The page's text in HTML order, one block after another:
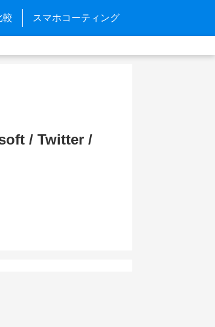
較 スマホコーティング
/ Twitter /